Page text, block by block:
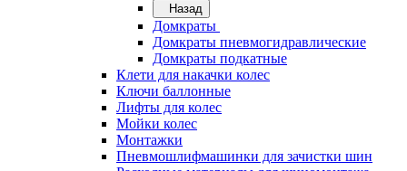
Назад
Домкраты
Домкраты пневмогидравлические
Домкраты подкатные
Клети для накачки колес
Ключи баллонные
Лифты для колес
Мойки колес
Монтажки
Пневмошлифмашинки для зачистки шин